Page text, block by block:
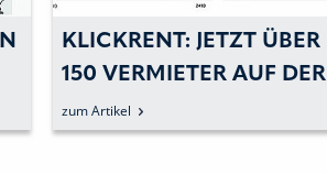
KLICKRENT: JETZT ÜBER
150 VERMIETER AUF DER
PLATTFORM
zum Artikel